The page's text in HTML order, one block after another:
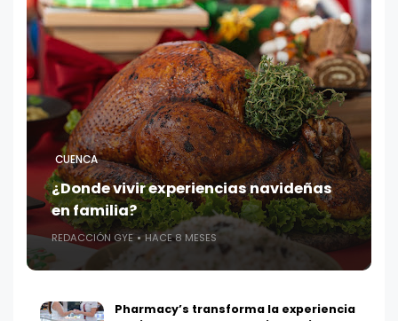
CUENCA
¿Donde vivir experiencias navideñas
en familia?
REDACCIÓN GYE HACE 8 MESES
Pharmacy’s transforma la experiencia